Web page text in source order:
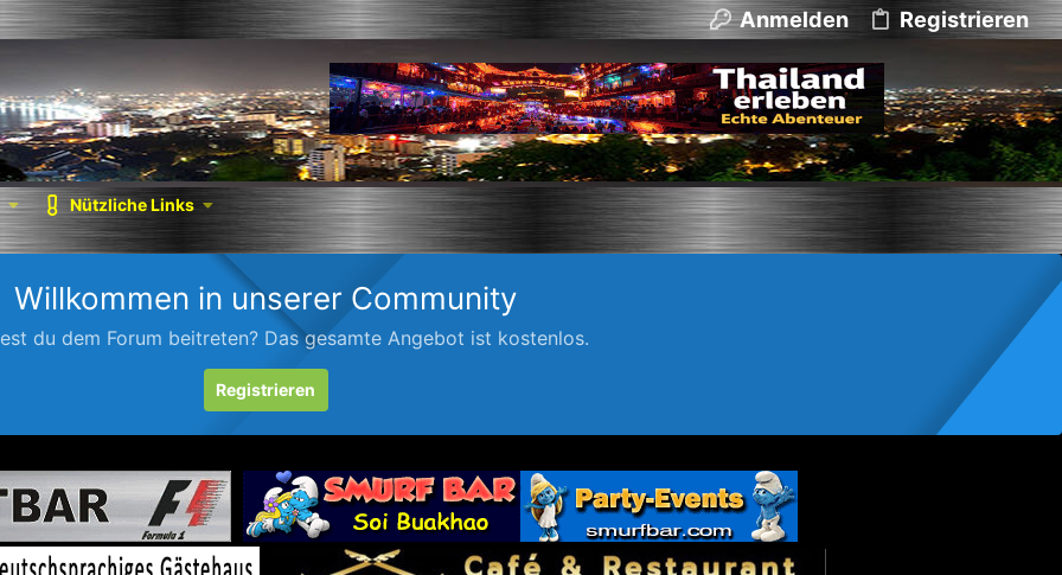
Anmelden Registrieren
Nützliche Links
Willkommen in unserer Community
du dem Forum beitreten? Das gesamte Angebot ist kostenlos.
Registrieren